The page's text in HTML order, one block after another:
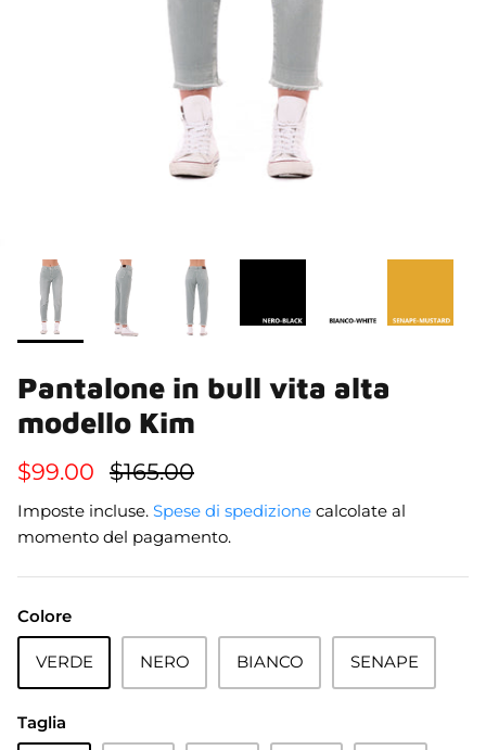
Pantalone in bull vita alta
modello Kim
$99.00 $165.00
Imposte incluse. Spese di spedizione calcolate al
momento del pagamento.
Colore
VERDE NERO BIANCO SENAPE
Taglia